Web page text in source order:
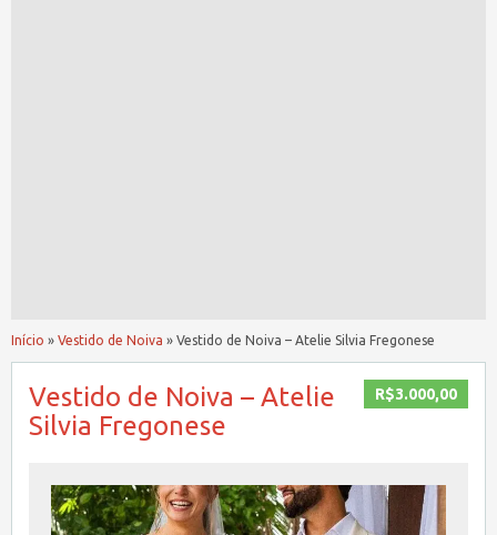
Início » Vestido de Noiva » Vestido de Noiva – Atelie Silvia Fregonese
R$3.000,00
Vestido de Noiva – Atelie
Silvia Fregonese